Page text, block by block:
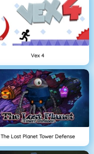
Vex 4
The Lost Planet Tower Defense